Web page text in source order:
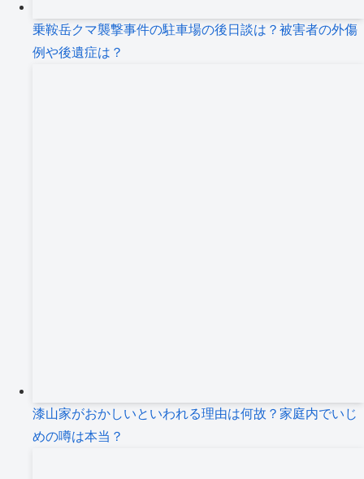
乗鞍岳クマ襲撃事件の駐車場の後日談は？被害者の外傷
例や後遺症は？
漆山家がおかしいといわれる理由は何故？家庭内でいじ
めの噂は本当？